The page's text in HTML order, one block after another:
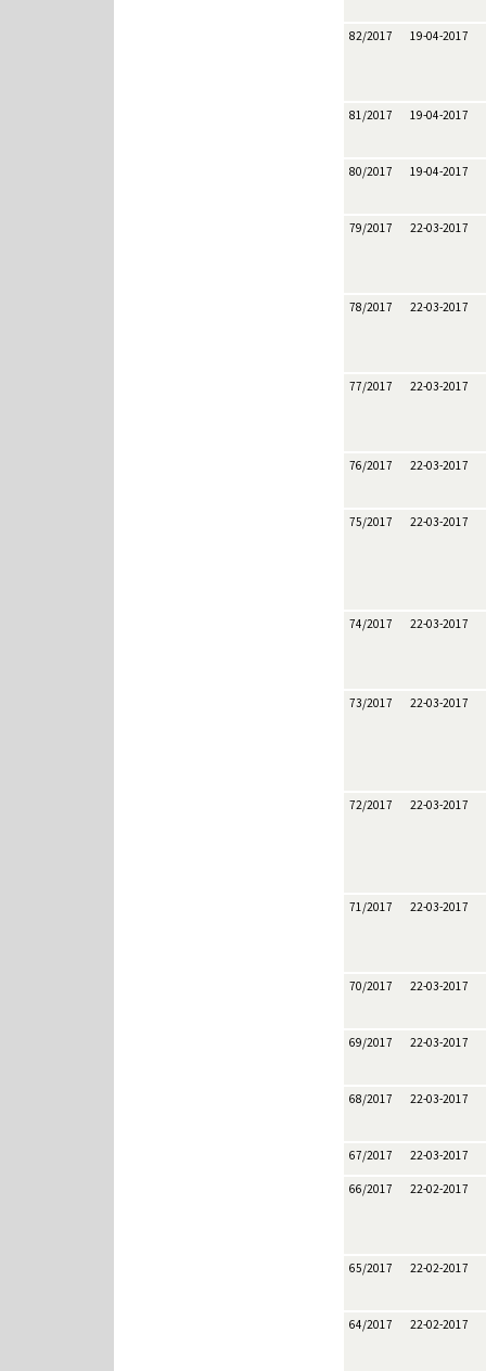
82/2017 19-04-2017
81/2017 19-04-2017
80/2017 19-04-2017
79/2017 22-03-2017
78/2017 22-03-2017
77/2017 22-03-2017
76/2017 22-03-2017
75/2017 22-03-2017
74/2017 22-03-2017
73/2017 22-03-2017
72/2017 22-03-2017
71/2017 22-03-2017
70/2017 22-03-2017
69/2017 22-03-2017
68/2017 22-03-2017
67/2017 22-03-2017
66/2017 22-02-2017
65/2017 22-02-2017
64/2017 22-02-2017